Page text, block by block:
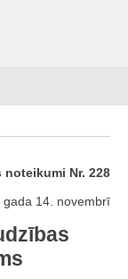
Nr. 228
gada 14. novembrī